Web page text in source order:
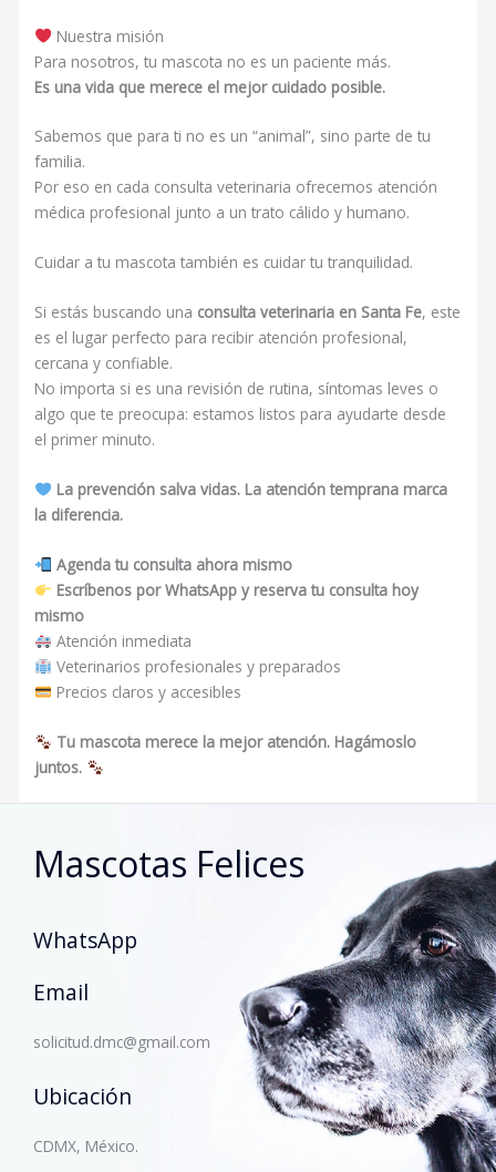
Nuestra misión
Para nosotros, tu mascota no es un paciente más.
Es una vida que merece el mejor cuidado posible.
Sabemos que para ti no es un “animal”, sino parte de tu
familia.
Por eso en cada consulta veterinaria ofrecemos atención
médica profesional junto a un trato cálido y humano.
Cuidar a tu mascota también es cuidar tu tranquilidad.
Si estás buscando una consulta veterinaria en Santa Fe, este
es el lugar perfecto para recibir atención profesional,
cercana y confiable.
No importa si es una revisión de rutina, síntomas leves o
algo que te preocupa: estamos listos para ayudarte desde
el primer minuto.
La prevención salva vidas. La atención temprana marca
la diferencia.
Agenda tu consulta ahora mismo
Escríbenos por WhatsApp y reserva tu consulta hoy
mismo
Atención inmediata
Veterinarios profesionales y preparados
Precios claros y accesibles
Tu mascota merece la mejor atención. Hagámoslo
juntos.
Mascotas Felices
WhatsApp
Email
solicitud.dmc@gmail.com
Ubicación
CDMX, México.